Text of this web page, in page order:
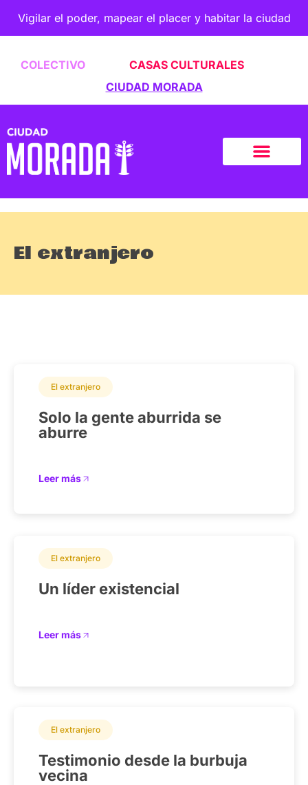
Vigilar el poder, mapear el placer y habitar la ciudad
COLECTIVO
CASAS CULTURALES
CIUDAD MORADA
El extranjero
El extranjero
Solo la gente aburrida se
aburre
Leer más
El extranjero
Un líder existencial
Leer más
El extranjero
Testimonio desde la burbuja
vecina